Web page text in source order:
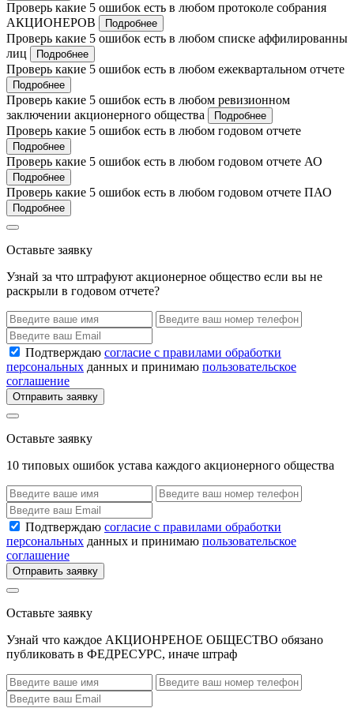
Проверь какие 5 ошибок есть в любом протоколе собрания
АКЦИОНЕРОВ
Подробнее
Проверь какие 5 ошибок есть в любом списке аффилированны
лиц
Подробнее
Проверь какие 5 ошибок есть в любом ежеквартальном отчете
Подробнее
Проверь какие 5 ошибок есть в любом ревизионном
заключении акционерного общества
Подробнее
Проверь какие 5 ошибок есть в любом годовом отчете
Подробнее
Проверь какие 5 ошибок есть в любом годовом отчете АО
Подробнее
Проверь какие 5 ошибок есть в любом годовом отчете ПАО
Подробнее
Оставьте заявку
Узнай за что штрафуют акционерное общество если вы не
раскрыли в годовом отчете?
Подтверждаю согласие с правилами обработки
персональных данных и принимаю пользовательское
соглашение
Отправить заявку
Оставьте заявку
10 типовых ошибок устава каждого акционерного общества
Подтверждаю согласие с правилами обработки
персональных данных и принимаю пользовательское
соглашение
Отправить заявку
Оставьте заявку
Узнай что каждое АКЦИОНРЕНОЕ ОБЩЕСТВО обязано
публиковать в ФЕДРЕСУРС, иначе штраф